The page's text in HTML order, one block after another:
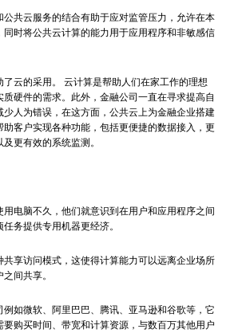
公共云服务的结合有助于应对监管压力，允许在本
同时将公共云计算的能力用于应用程序和非敏感信
了云的采用。 云计算是帮助人们在家工作的理想
硬件的需求。此外，金融公司一直在寻求提高自
少人为错误，在这方面，公共云上为金融企业搭建
助客户实现各种功能，包括更便捷的数据接入，更
更有效的系统监测。
用电脑不久，他们就意识到在用户和应用程序之间
务提供专用机器更经济。
共享访问模式，这使得计算能力可以远离企业场所
间共享。
例如微软、阿里巴巴、腾讯、亚马逊和谷歌等，它
要购买时间、带宽和计算资源，与数百万其他用户